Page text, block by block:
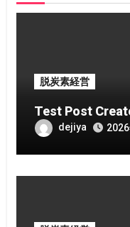
ョ
脱炭素経営
Test Post
dejiya